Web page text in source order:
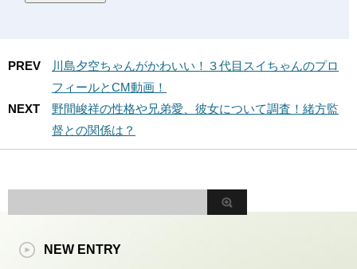
PREV
川島夕空ちゃんがかわいい！３代目スイちゃんのプロ
フィールとCM動画！
NEXT
野間峻祥の性格や兄弟愛、彼女について調査！緒方監
督との関係は？
NEW ENTRY